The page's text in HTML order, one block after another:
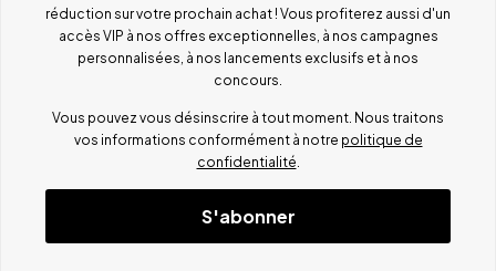
réduction sur votre prochain achat ! Vous profiterez aussi d'un
accès VIP à nos offres exceptionnelles, à nos campagnes
personnalisées, à nos lancements exclusifs et à nos
concours.
Vous pouvez vous désinscrire à tout moment. Nous traitons
vos informations conformément à notre politique de
confidentialité
S'abonner